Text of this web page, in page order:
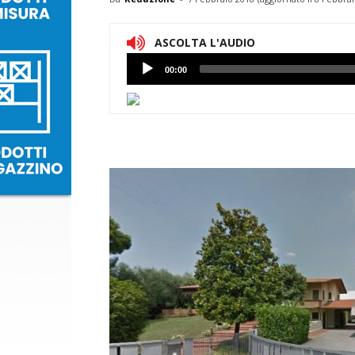
ASCOLTA L'AUDIO
Lettore
Audio
00:00